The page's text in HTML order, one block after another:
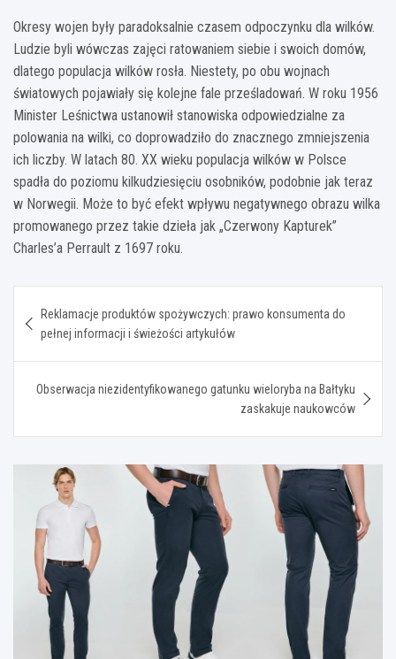
Okresy wojen były paradoksalnie czasem odpoczynku dla wilków.
Ludzie byli wówczas zajęci ratowaniem siebie i swoich domów,
dlatego populacja wilków rosła. Niestety, po obu wojnach
światowych pojawiały się kolejne fale prześladowań. W roku 1956
Minister Leśnictwa ustanowił stanowiska odpowiedzialne za
polowania na wilki, co doprowadziło do znacznego zmniejszenia
ich liczby. W latach 80. XX wieku populacja wilków w Polsce
spadła do poziomu kilkudziesięciu osobników, podobnie jak teraz
w Norwegii. Może to być efekt wpływu negatywnego obrazu wilka
promowanego przez takie dzieła jak „Czerwony Kapturek”
Charles’a Perrault z 1697 roku.
wpisu
Reklamacje produktów spożywczych: prawo konsumenta do
pełnej informacji i świeżości artykułów
Obserwacja niezidentyfikowanego gatunku wieloryba na Bałtyku
zaskakuje naukowców